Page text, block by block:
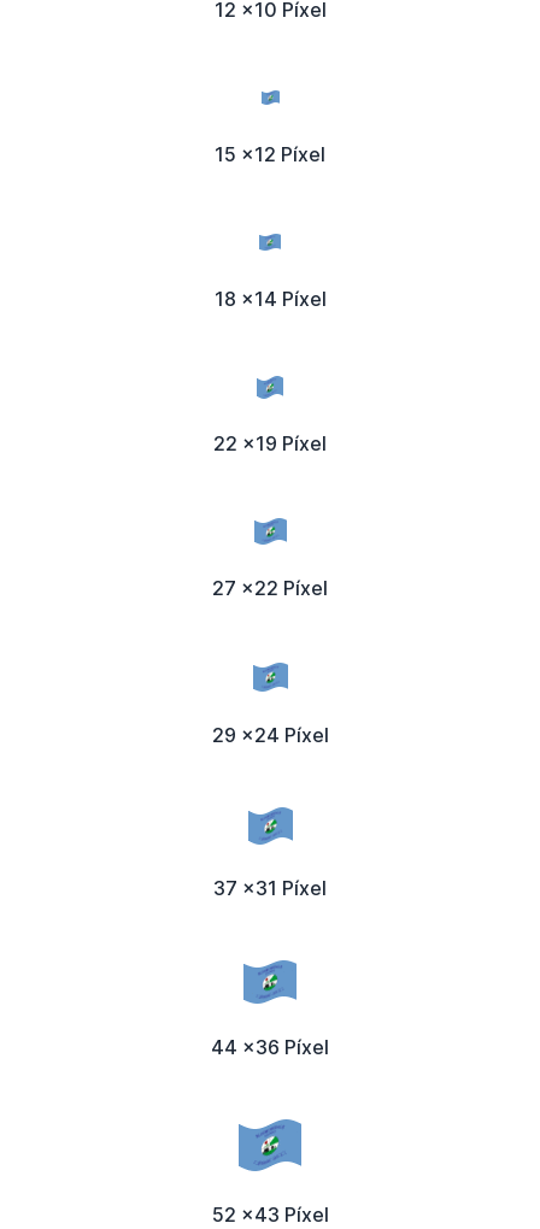
12 x10 Píxel
15 x12 Píxel
18 x14 Píxel
22 x19 Píxel
27 x22 Píxel
29 x24 Píxel
37 x31 Píxel
44 x36 Píxel
52 x43 Píxel